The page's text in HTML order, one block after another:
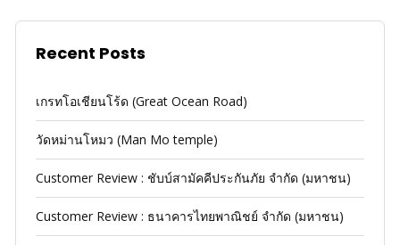
Recent Posts
เกรทโอเชียนโร้ด (Great Ocean Road)
วัดหม่านโหมว (Man Mo temple)
Customer Review : ชับบ์สามัคคีประกันภัย จำกัด (มหาชน)
Customer Review : ธนาคารไทยพาณิชย์ จำกัด (มหาชน)